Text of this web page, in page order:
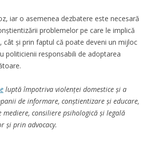
iar o asemenea dezbatere este necesară
problemelor pe care le implică
cât și prin faptul că poate deveni un mijloc
politicienii responsabili de adoptarea
luptă împotriva violenței domestice și a
de informare, conștientizare și educare,
consiliere psihologică și legală
și prin advocacy.